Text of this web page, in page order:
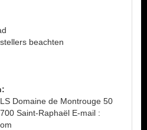
beachten
Domaine de Montrouge 50
Saint-Raphaël E-mail :